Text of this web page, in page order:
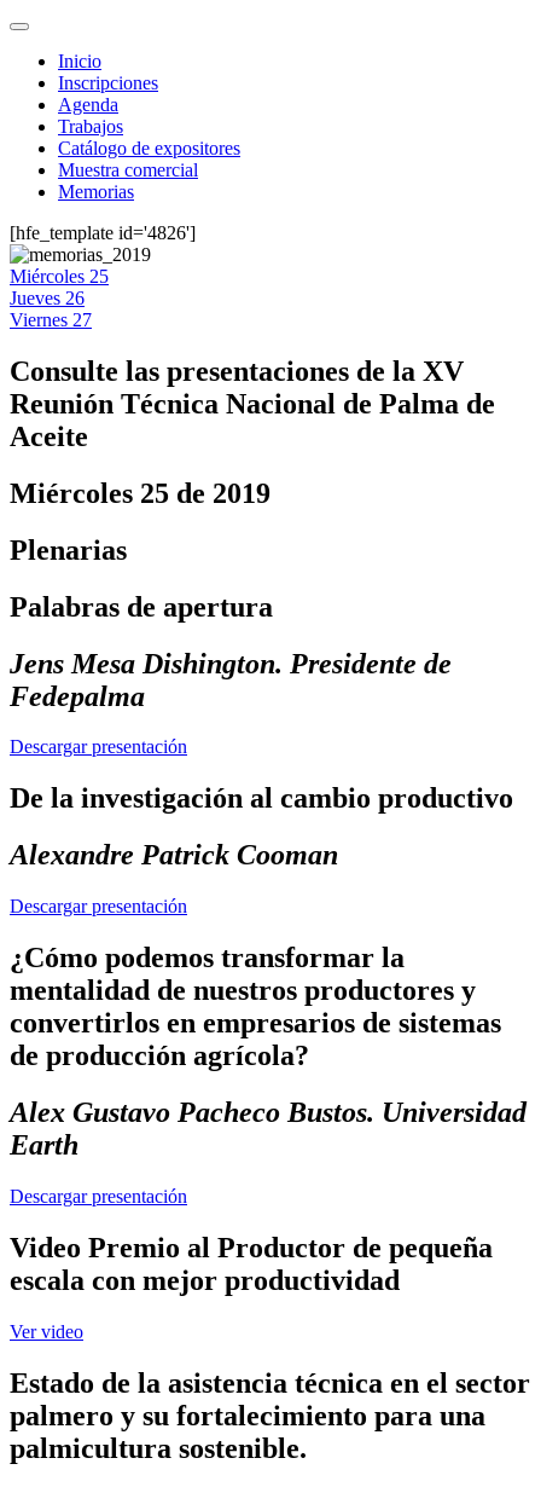
Inicio
Inscripciones
Agenda
Trabajos
Catálogo de expositores
Muestra comercial
Memorias
[hfe_template id='4826']
Miércoles 25
Jueves 26
Viernes 27
Consulte las presentaciones de la XV
Reunión Técnica Nacional de Palma de
Aceite
Miércoles 25 de 2019
Plenarias
Palabras de apertura
Jens Mesa Dishington. Presidente de
Fedepalma
Descargar presentación
De la investigación al cambio productivo
Alexandre Patrick Cooman
Descargar presentación
¿Cómo podemos transformar la
mentalidad de nuestros productores y
convertirlos en empresarios de sistemas
de producción agrícola?
Alex Gustavo Pacheco Bustos. Universidad
Earth
Descargar presentación
Video Premio al Productor de pequeña
escala con mejor productividad
Ver video
Estado de la asistencia técnica en el sector
palmero y su fortalecimiento para una
palmicultura sostenible.